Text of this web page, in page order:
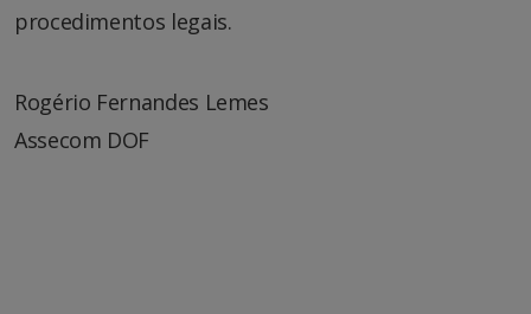
procedimentos legais.
Rogério Fernandes Lemes
Assecom DOF